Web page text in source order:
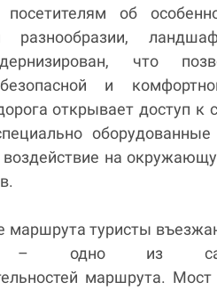
посетителям об
разнообразии,
что
и
открывает доступ
на
маршрута туристы
– одно из
маршрута.